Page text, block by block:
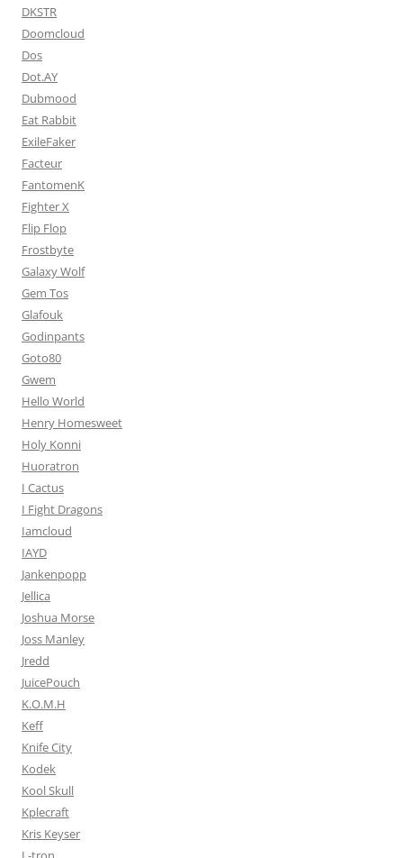
DKSTR
Doomcloud
Dos
Dot.AY
Dubmood
Eat Rabbit
ExileFaker
Facteur
FantomenK
Fighter X
Flip Flop
Frostbyte
Galaxy Wolf
Gem Tos
Glafouk
Godinpants
Goto80
Gwem
Hello World
Henry Homesweet
Holy Konni
Huoratron
I Cactus
I Fight Dragons
Iamcloud
IAYD
Jankenpopp
Jellica
Joshua Morse
Joss Manley
Jredd
JuicePouch
K.O.M.H
Keff
Knife City
Kodek
Kool Skull
Kplecraft
Kris Keyser